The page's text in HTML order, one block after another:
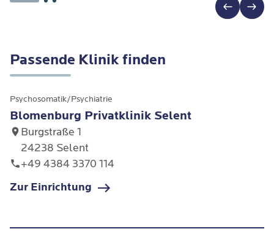
Therapieeinheiten
eine vertrauensvolle und
Verhaltensmechanismen auf. Dabei wenden wir
während der psychotherapeutischen Sitzungen
die
Dialektisch-Behaviorale Therapie (DBT)
um neue flexible Verhaltensweisen zu verankern.
Passende Klinik finden
Psychosomatik/Psychiatrie
Blomenburg Privatklinik Selent
Burgstraße 1
24238 Selent
+49 4384 3370 114
Zur Einrichtung